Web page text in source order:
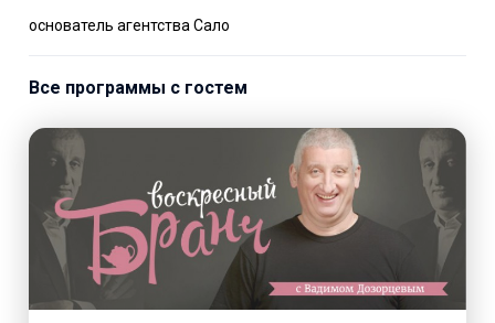
основатель агентства Сало
Все программы с гостем